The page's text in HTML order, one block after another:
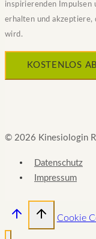
inspirierenden Impulsen
erhalten und akzeptiere,
wird.
© 2026 Kinesiologin
Datenschutz
Impressum
Cookie